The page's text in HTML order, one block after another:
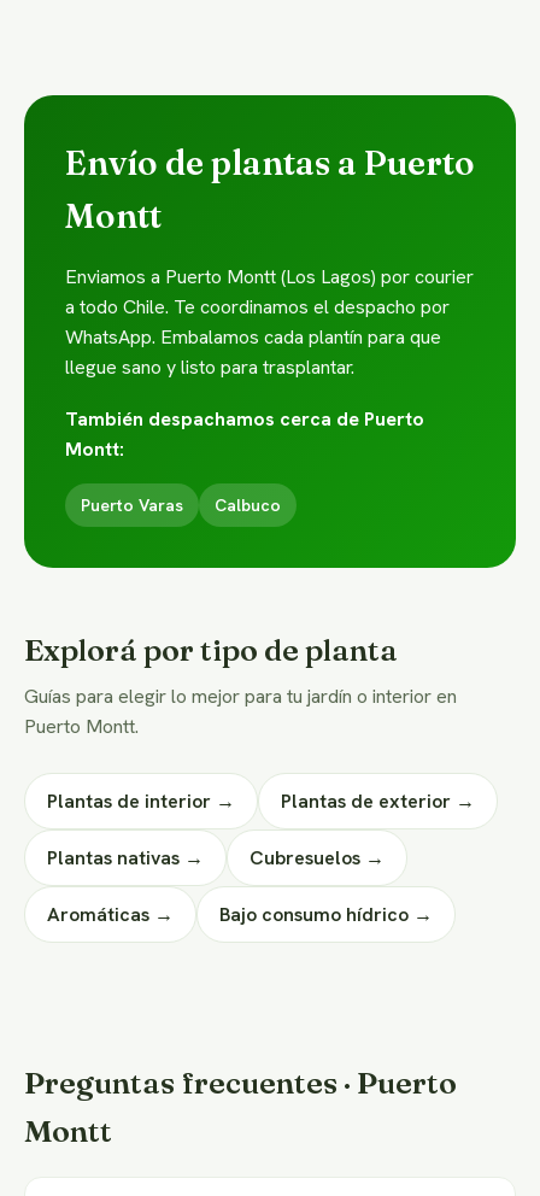
Envío de plantas a Puerto
Montt
Enviamos a Puerto Montt (Los Lagos) por courier
a todo Chile. Te coordinamos el despacho por
WhatsApp. Embalamos cada plantín para que
llegue sano y listo para trasplantar.
También despachamos cerca de Puerto
Montt:
Puerto Varas Calbuco
Explorá por tipo de planta
Guías para elegir lo mejor para tu jardín o interior en
Puerto Montt.
Plantas de interior → Plantas de exterior →
Plantas nativas → Cubresuelos →
Aromáticas → Bajo consumo hídrico →
Preguntas frecuentes · Puerto
Montt